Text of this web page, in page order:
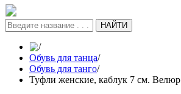
НАЙТИ
/
Обувь для танца/
Обувь для танго/
Туфли женские, каблук 7 см. Велюр